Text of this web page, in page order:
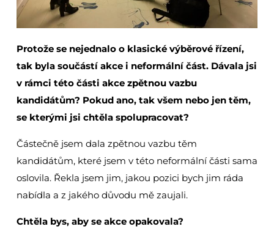
Protože se nejednalo o klasické výběrové řízení,
tak byla součástí akce i neformální část. Dávala jsi
v rámci této části akce zpětnou vazbu
kandidátům? Pokud ano, tak všem nebo jen těm,
se kterými jsi chtěla spolupracovat?
Částečně jsem dala zpětnou vazbu těm
kandidátům, které jsem v této neformální části sama
oslovila. Řekla jsem jim, jakou pozici bych jim ráda
nabídla a z jakého důvodu mě zaujali.
Chtěla bys, aby se akce opakovala?